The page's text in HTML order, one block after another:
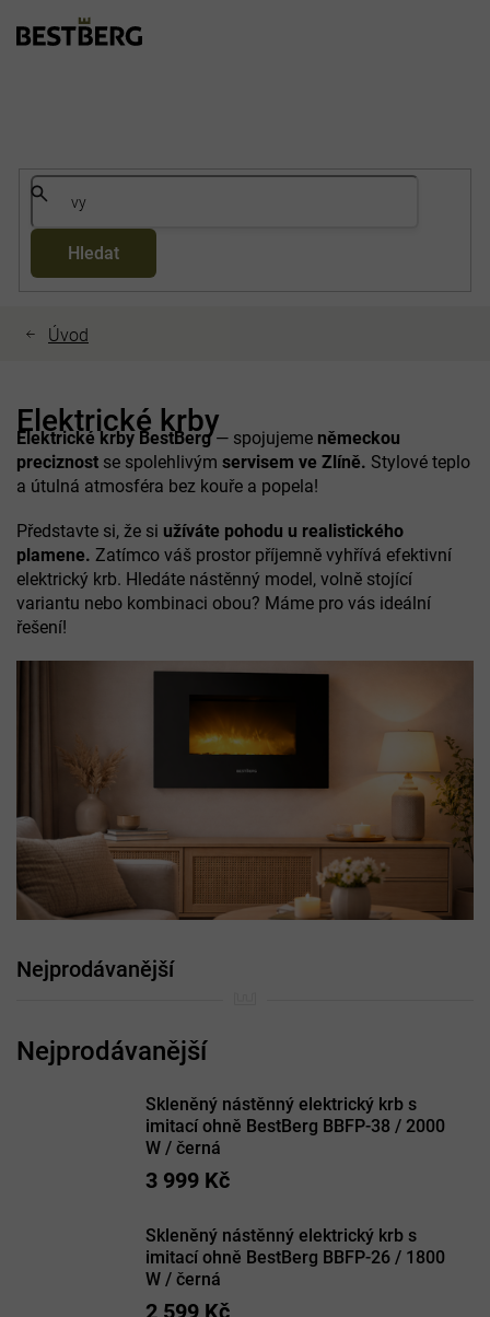
Hledat
Elektrické krby
Elektrické krby BestBerg— spojujeme německou
preciznost se spolehlivým servisem ve Zlíně. Stylové teplo
a útulná atmosféra bez kouře a popela!
Představte si, že si užíváte pohodu u realistického
plamene. Zatímco váš prostor příjemně vyhřívá efektivní
elektrický krb. Hledáte nástěnný model, volně stojící
variantu nebo kombinaci obou? Máme pro vás ideální
řešení!
Nejprodávanější
Skleněný nástěnný elektrický krb s
imitací ohně BestBerg BBFP-38 / 2000
W / černá
3 999 Kč
Skleněný nástěnný elektrický krb s
imitací ohně BestBerg BBFP-26 / 1800
W / černá
2 599 Kč